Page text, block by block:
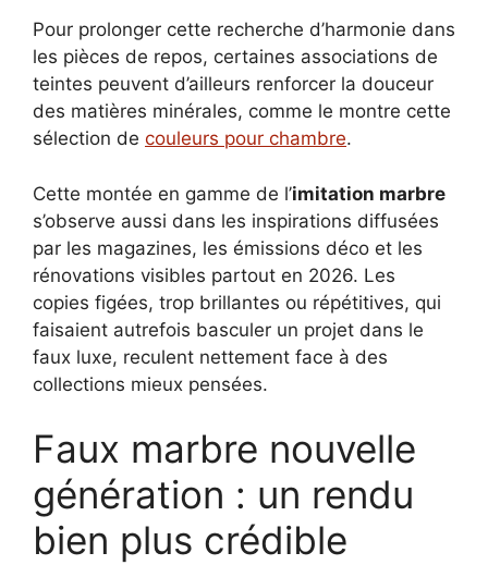
Pour prolonger cette recherche d’harmonie dans
les pièces de repos, certaines associations de
teintes peuvent d’ailleurs renforcer la douceur
des matières minérales, comme le montre cette
sélection de couleurs pour chambre.
Cette montée en gamme de l’imitation marbre
s’observe aussi dans les inspirations diffusées
par les magazines, les émissions déco et les
rénovations visibles partout en 2026. Les
copies figées, trop brillantes ou répétitives, qui
faisaient autrefois basculer un projet dans le
faux luxe, reculent nettement face à des
collections mieux pensées.
Faux marbre nouvelle
génération : un rendu
bien plus crédible